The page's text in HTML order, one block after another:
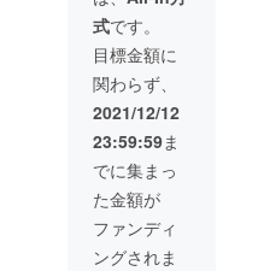
煎茶5種
の飲み
比べ体
験をし
ていた
だきま
す。 ・
茶畑で
は茶摘
みをし
ていた
だき、
摘んだ
茶葉は
新茶収
穫後に
茶農家
が使っ
ている
のと同
じ茶工
場（寺
田の
60kgラ
イン）
を茶農
家アド
バイス
式です。
目標金額に
関わらず、
2021/12/12
23:59:59ま
でに集まっ
た金額が
ファンディ
ングされま